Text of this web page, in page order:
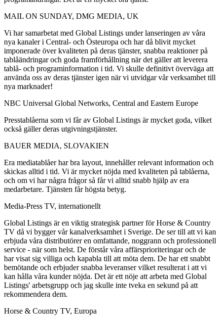
MAIL ON SUNDAY, DMG MEDIA, UK
Vi har samarbetat med Global Listings under lanseringen av våra
nya kanaler i Central- och Östeuropa och har då blivit mycket
imponerade över kvaliteten på deras tjänster, snabba reaktioner på
tablåändringar och goda framförhållning när det gäller att leverera
tablå- och programinformation i tid. Vi skulle definitivt överväga att
använda oss av deras tjänster igen när vi utvidgar vår verksamhet till
nya marknader!
NBC Universal Global Networks, Central and Eastern Europe
Presstablåerna som vi får av Global Listings är mycket goda, vilket
också gäller deras utgivningstjänster.
BAUER MEDIA, SLOVAKIEN
Era mediatablåer har bra layout, innehåller relevant information och
skickas alltid i tid. Vi är mycket nöjda med kvaliteten på tablåerna,
och om vi har några frågor så får vi alltid snabb hjälp av era
medarbetare. Tjänsten får högsta betyg.
Media-Press TV, internationellt
Global Listings är en viktig strategisk partner för Horse & Country
TV då vi bygger vår kanalverksamhet i Sverige. De ser till att vi kan
erbjuda våra distributörer en omfattande, noggrann och professionell
service - när som helst. De förstår våra affärsprioriteringar och de
har visat sig villiga och kapabla till att möta dem. De har ett snabbt
bemötande och erbjuder snabba leveranser vilket resulterat i att vi
kan hålla våra kunder nöjda. Det är ett nöje att arbeta med Global
Listings' arbetsgrupp och jag skulle inte tveka en sekund på att
rekommendera dem.
Horse & Country TV, Europa